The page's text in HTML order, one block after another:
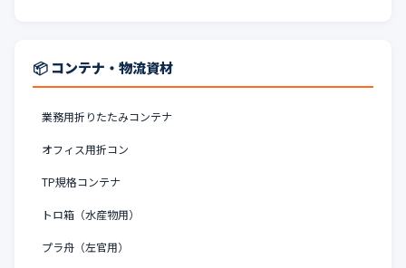
📦 コンテナ・物流資材
業務用折りたたみコンテナ
オフィス用折コン
TP規格コンテナ
トロ箱（水産物用）
プラ舟（左官用）